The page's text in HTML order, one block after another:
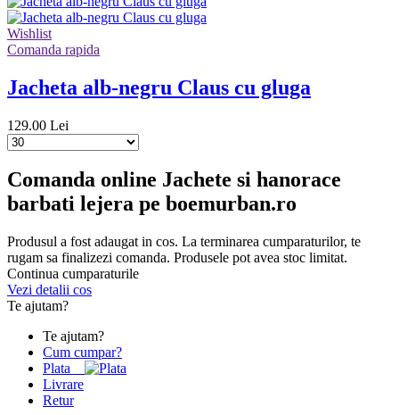
Wishlist
Comanda rapida
Jacheta alb-negru Claus cu gluga
129.00 Lei
Comanda online Jachete si hanorace
barbati lejera pe boemurban.ro
Produsul a fost adaugat in cos. La terminarea cumparaturilor, te
rugam sa finalizezi comanda. Produsele pot avea stoc limitat.
Continua cumparaturile
Vezi detalii cos
Te ajutam?
Te ajutam?
Cum cumpar?
Plata
Livrare
Retur